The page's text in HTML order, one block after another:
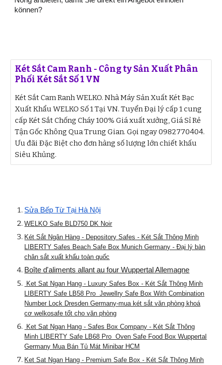
können?
Két Sắt Cam Ranh - Công ty Sản Xuất Phân
Phối Két Sắt Số 1 VN
Két Sắt Cam Ranh WELKO. Nhà Máy Sản Xuất Két Bạc
Xuất Khẩu WELKO Số 1 Tại VN. Tuyển Đại lý cấp 1 cung
cấp Két Sắt Chống Cháy 100% Giá xuất xưởng, Giá Sỉ Rẻ
Tận Gốc Không Qua Trung Gian. Gọi ngay 0982770404.
Ưu đãi Đặc Biệt cho đơn hàng số lượng lớn chiết khấu
Siêu Khủng.
Sửa Bếp Từ Tại Hà Nội
WELKO Safe BLD750 DK Noir
Két Sắt Ngân Hàng - Depository Safes - Két Sắt Thông Minh
LIBERTY Safes Beach Safe Box Munich Germany - Đại lý bàn
chân sắt xuất khẩu toàn quốc
Boîte d'aliments allant au four Wuppertal Allemagne
Ket Sat Ngan Hang - Luxury Safes Box - Két Sắt Thông Minh
LIBERTY Safe LB58 Pro Jewellry Safe Box With Combination
Number Lock Dresden Germany-mua két sắt văn phòng khoá
cơ welkosafe tốt cho văn phòng
Ket Sat Ngan Hang - Safes Box Company - Két Sắt Thông
Minh LIBERTY Safe LB68 Pro Oven Safe Food Box Wuppertal
Germany Mua Bán Tủ Mát Minibar HCM
Ket Sat Ngan Hang - Premium Safe Box - Két Sắt Thông Minh